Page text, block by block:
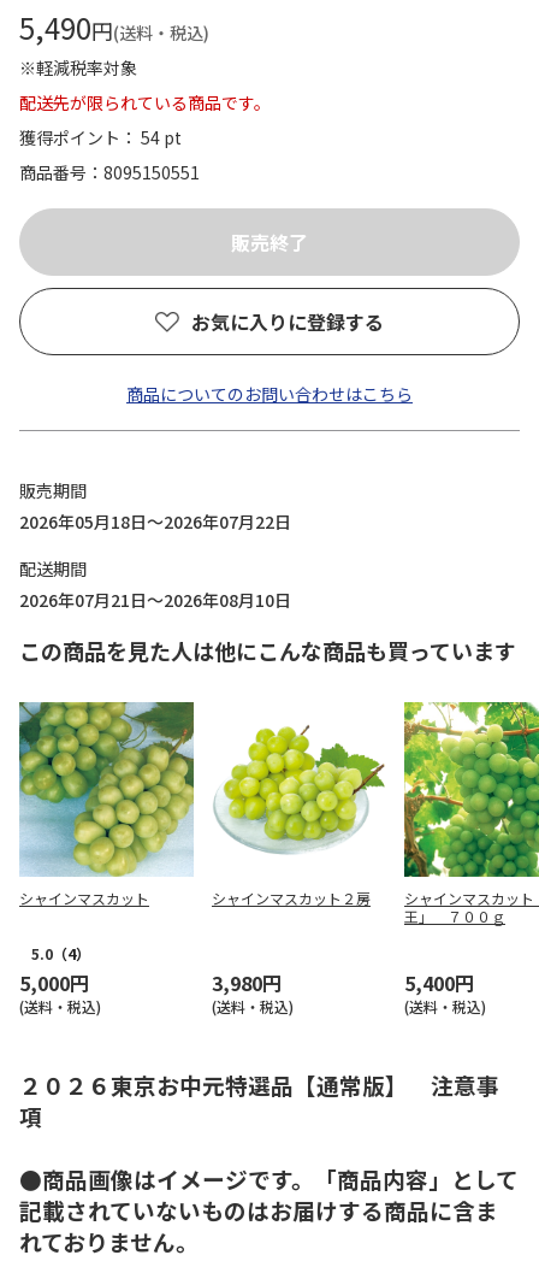
5,490円(送料・税込)
※軽減税率対象
配送先が限られている商品です。
獲得ポイント： 54 pt
商品番号
8095150551
お気に入りに登録する
商品についてのお問い合わせはこちら
販売期間
2026年05月18日～2026年07月22日
配送期間
2026年07月21日～2026年08月10日
この商品を見た人は他にこんな商品も買っています
シャインマスカット
5.0 （4）
5,000円
(送料・税込)
シャインマスカット２房
3,980円
(送料・税込)
シャインマスカット
王」 ７００ｇ
5,400円
(送料・税込)
２０２６東京お中元特選品【通常版】 注意事
項
●商品画像はイメージです。「商品内容」として
記載されていないものはお届けする商品に含ま
れておりません。